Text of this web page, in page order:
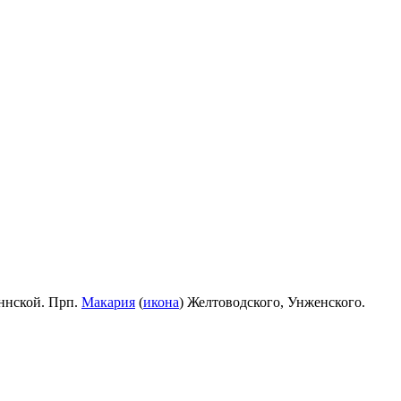
Прп. Макария (икона) Желтоводского, Унженского.